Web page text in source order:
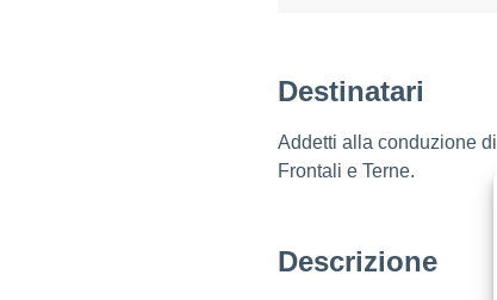
Destinatari
Addetti alla conduzione
Frontali e Terne.
Descrizione